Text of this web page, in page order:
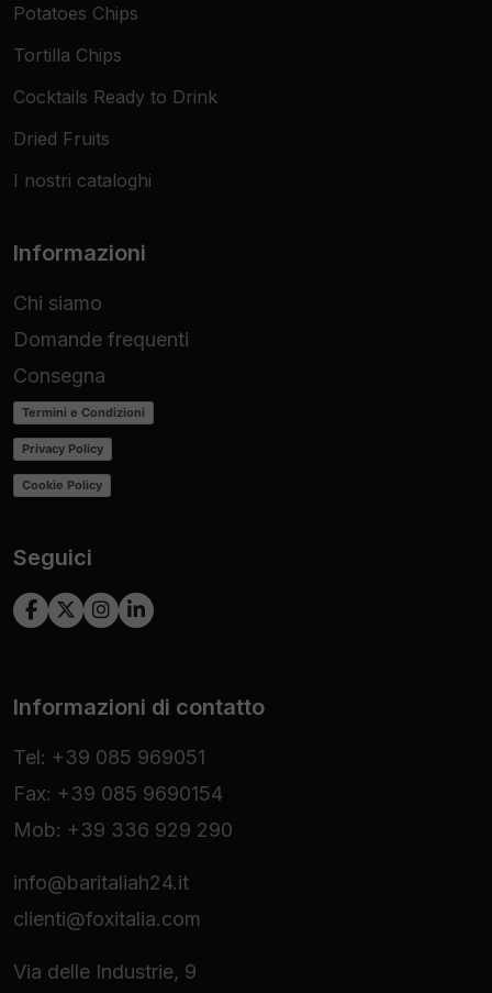
Potatoes Chips
Tortilla Chips
Cocktails Ready to Drink
Dried Fruits
I nostri cataloghi
Informazioni
Chi siamo
Domande frequenti
Consegna
Termini e Condizioni
Privacy Policy
Cookie Policy
Seguici
Informazioni di contatto
Tel: +39 085 969051
Fax: +39 085 9690154
Mob: +39 336 929 290
info@baritaliah24.it
clienti@foxitalia.com
Via delle Industrie, 9